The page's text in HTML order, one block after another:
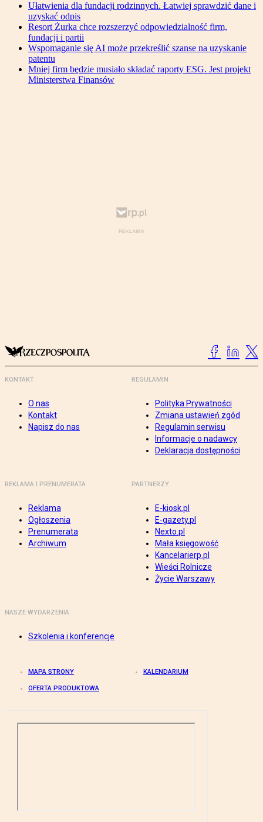
Ułatwienia dla fundacji rodzinnych. Łatwiej sprawdzić dane i
uzyskać odpis
Resort Żurka chce rozszerzyć odpowiedzialność firm,
fundacji i partii
Wspomaganie się AI może przekreślić szanse na uzyskanie
patentu
Mniej firm będzie musiało składać raporty ESG. Jest projekt
Ministerstwa Finansów
KONTAKT
O nas
Kontakt
Napisz do nas
REGULAMIN
Polityka Prywatności
Zmiana ustawień zgód
Regulamin serwisu
Informacje o nadawcy
Deklaracja dostępności
REKLAMA I PRENUMERATA
Reklama
Ogłoszenia
Prenumerata
Archiwum
PARTNERZY
E-kiosk.pl
E-gazety.pl
Nexto.pl
Mała księgowość
Kancelarierp.pl
Wieści Rolnicze
Życie Warszawy
NASZE WYDARZENIA
Szkolenia i konferencje
MAPA STRONY KALENDARIUM
OFERTA PRODUKTOWA